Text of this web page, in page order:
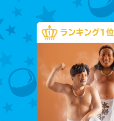
ランキング1位